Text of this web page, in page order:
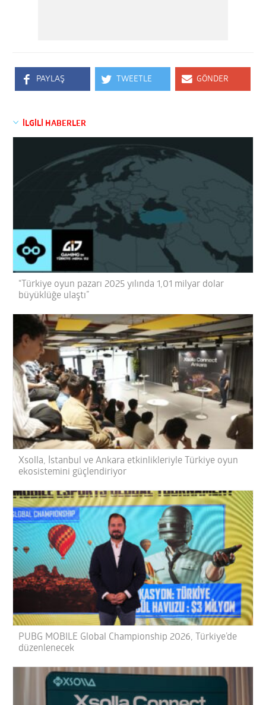
PAYLAŞ TWEETLE GÖNDER
İLGİLİ HABERLER
“Türkiye oyun pazarı 2025 yılında 1,01 milyar dolar
büyüklüğe ulaştı”
Xsolla, İstanbul ve Ankara etkinlikleriyle Türkiye oyun
ekosistemini güçlendiriyor
PUBG MOBILE Global Championship 2026, Türkiye’de
düzenlenecek